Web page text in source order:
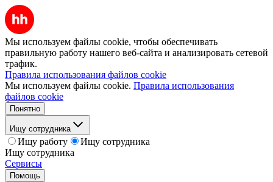
Мы используем файлы cookie, чтобы обеспечивать
правильную работу нашего веб-сайта и анализировать сетевой
трафик.
Правила использования файлов cookie
Мы используем файлы cookie. Правила использования
файлов cookie
Понятно
Ищу сотрудника
Ищу работу
Ищу сотрудника
Ищу сотрудника
Сервисы
Помощь